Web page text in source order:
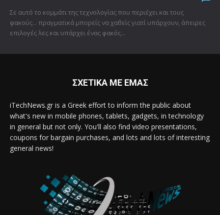
Σε αυτό το κομμάτι της τεχνολογίας που περιέχει και τους
φακούς... πραγματικά μπορείς να χαθείς γιατί υπάρχουν, άπειρες
επιλογές λες και υπάρχει ένας φακός...
ΣΧΕΤΙΚΑ ΜΕ ΕΜΑΣ
iTechNews.gr is a Greek effort to inform the public about
what's new in mobile phones, tablets, gadgets, in technology
in general but not only. You'll also find video presentations,
coupons for bargain purchases, and lots and lots of interesting
general news!